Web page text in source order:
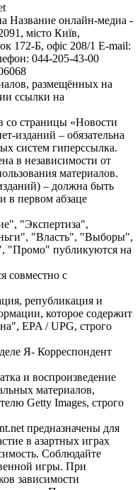
Название онлайн-медиа -
місто Київ,
Б, офіс 208/1 E-mail:
044-205-43-00
размещённых на
ссылки на
со страницы «Новости
изданий – обязательна
систем гиперссылка.
в независимости от
материалов.
– должна быть
в первом абзаце
"Экспертиза",
"Власть", "Выборы",
"Промо" публикуются на
совместно с
републикация и
которое содержит
EPA / UPG, строго
Я- Корреспондент
и воспроизведение
материалов,
Getty Images, строго
предназначены для
в азартных играх
Соблюдайте
игры. При
зависимости